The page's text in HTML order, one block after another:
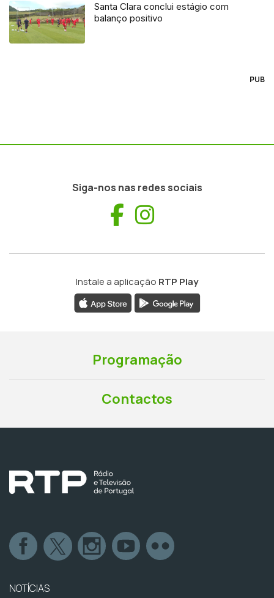
Santa Clara conclui estágio com
balanço positivo
PUB
Siga-nos nas redes sociais
Facebook
Instale a aplicação RTP Play
Programação
Contactos
NOTÍCIAS